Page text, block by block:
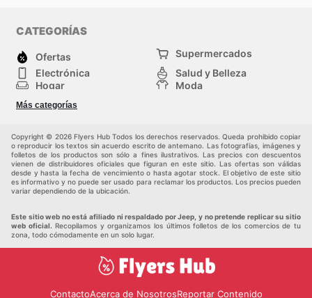
CATEGORÍAS
Ofertas
Supermercados
Electrónica
Salud y Belleza
Hogar
Moda
Herramientas y jardinería
Infancia
Más categorías
Copyright © 2026 Flyers Hub Todos los derechos reservados. Queda prohibido copiar
o reproducir los textos sin acuerdo escrito de antemano. Las fotografías, imágenes y
folletos de los productos son sólo a fines ilustrativos. Las precios con descuentos
vienen de distribuidores oficiales que figuran en este sitio. Las ofertas son válidas
desde y hasta la fecha de vencimiento o hasta agotar stock. El objetivo de este sitio
es informativo y no puede ser usado para reclamar los productos. Los precios pueden
variar dependiendo de la ubicación.
Este sitio web no está afiliado ni respaldado por Jeep, y no pretende replicar su sitio
web oficial. Recopilamos y organizamos los últimos folletos de los comercios de tu
zona, todo cómodamente en un solo lugar.
ContactoAcerca de NosotrosReportar Contenido